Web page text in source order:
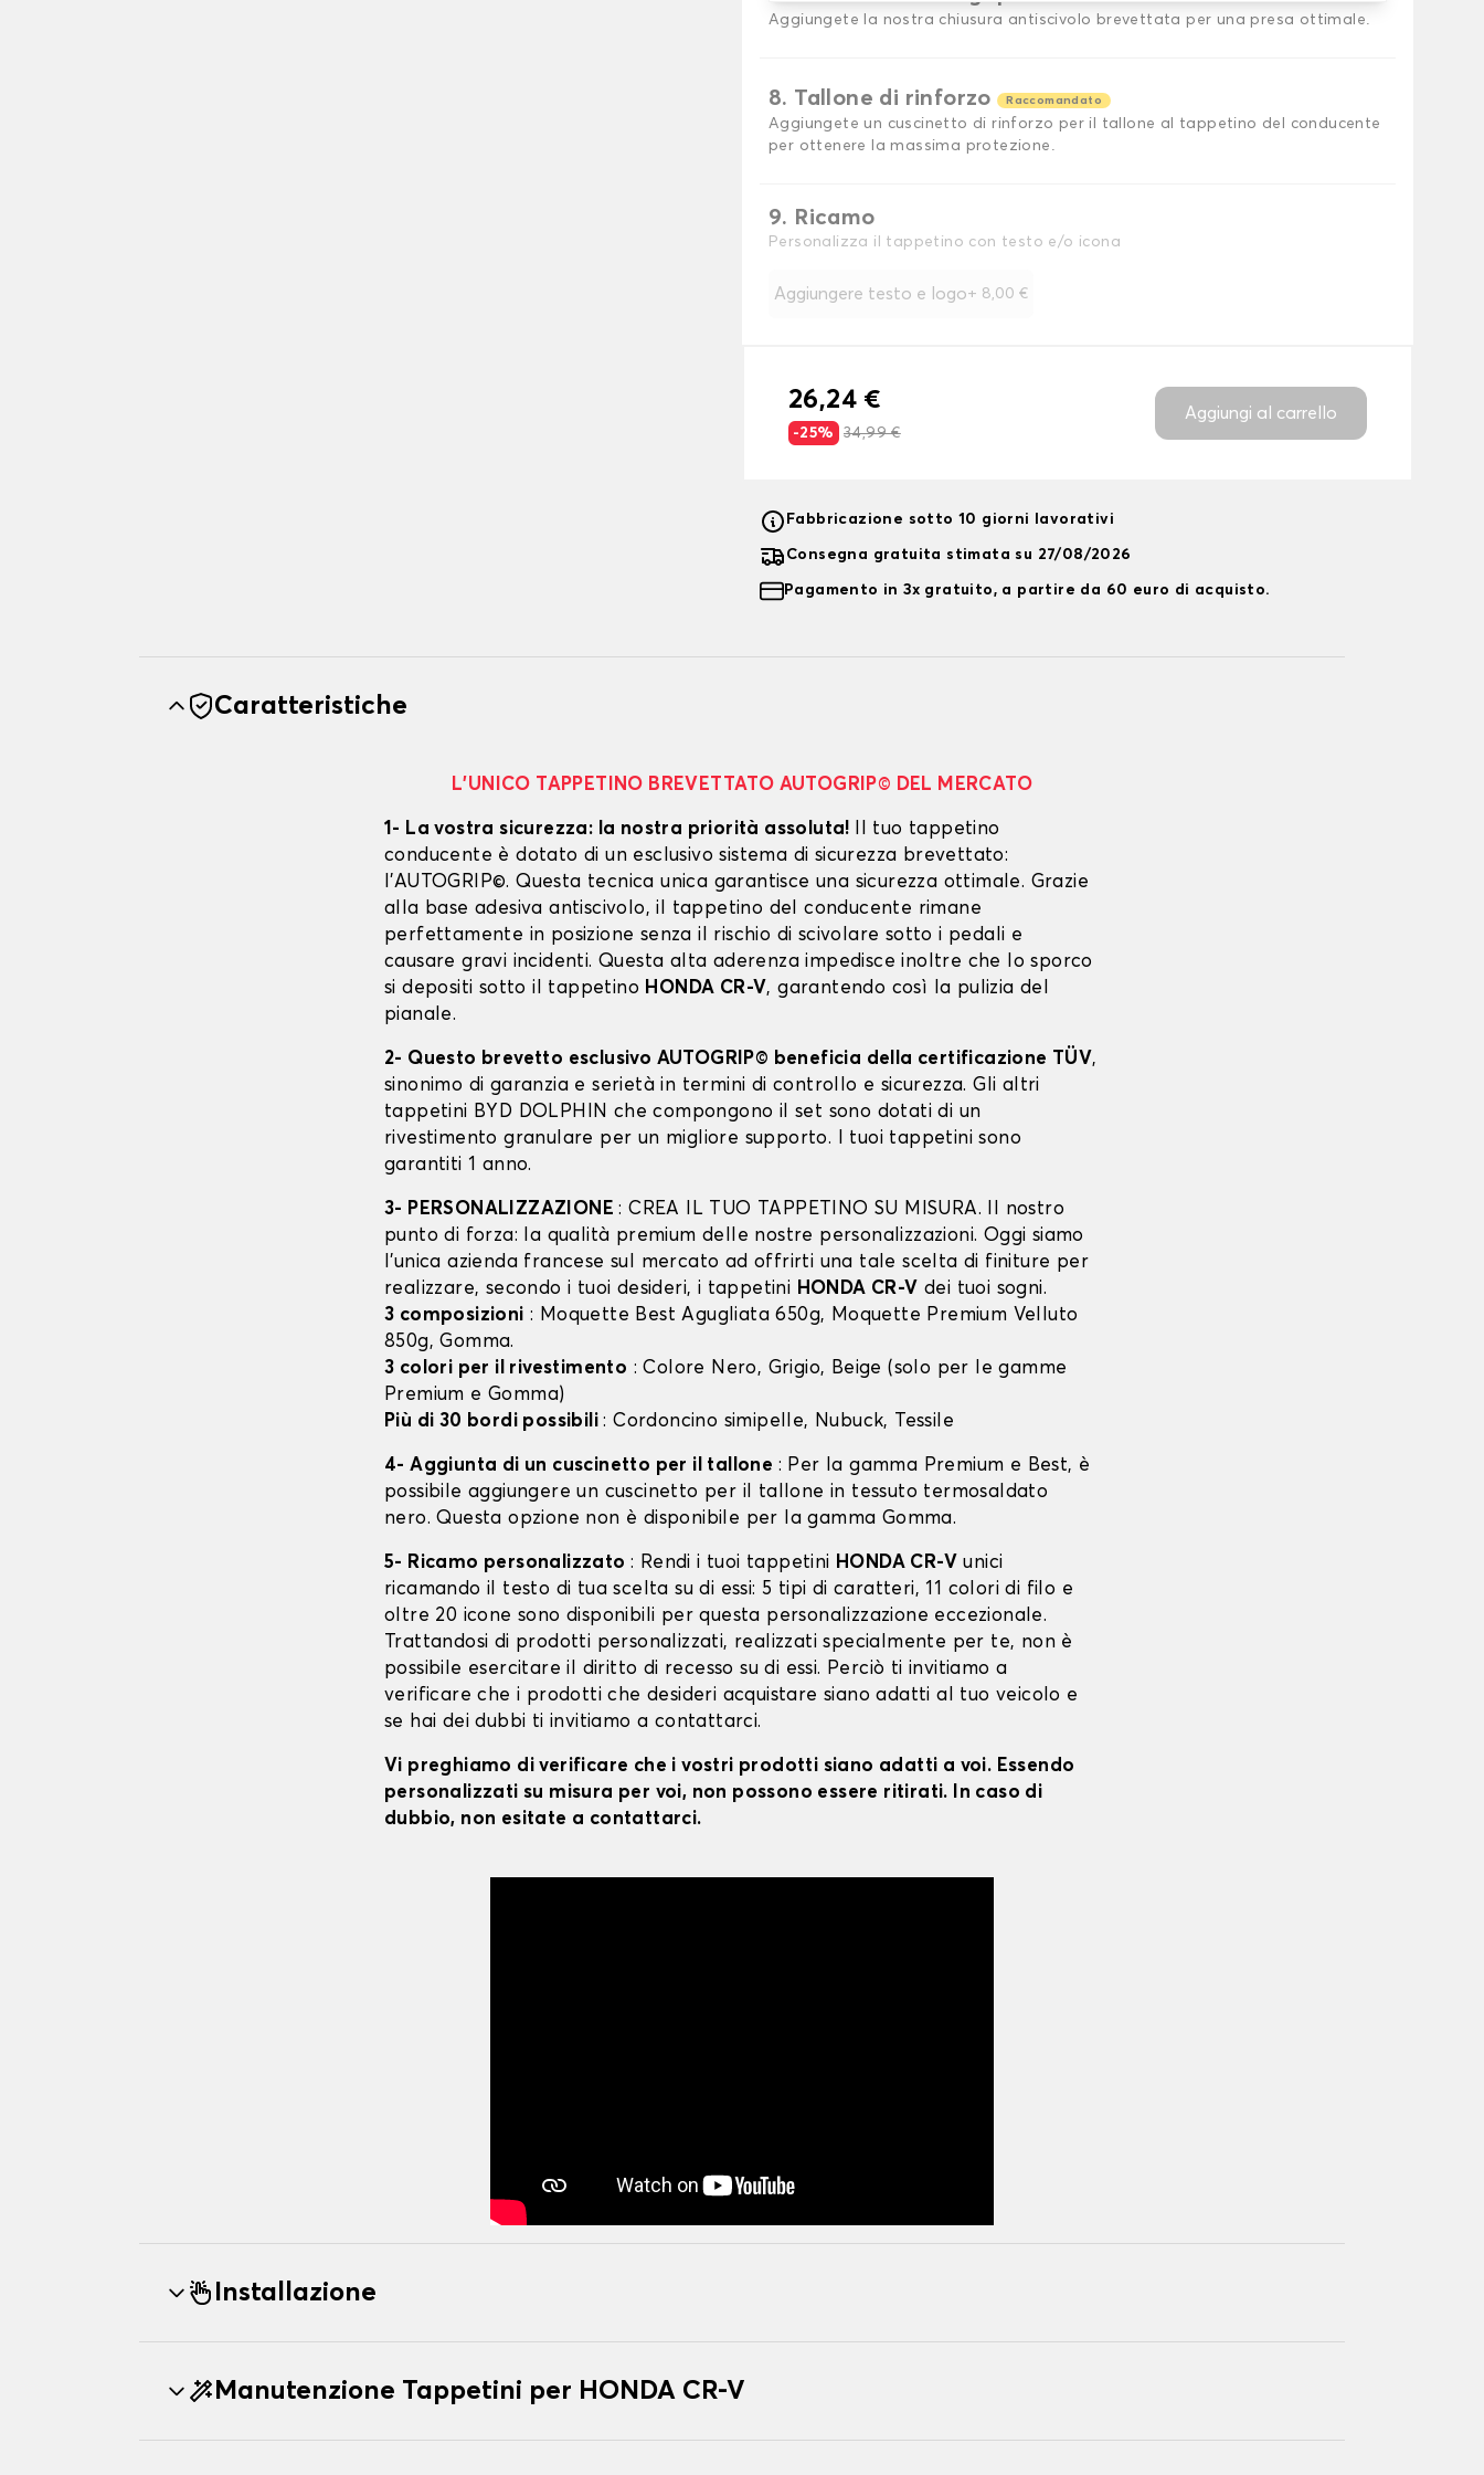
Aggiungete la nostra chiusura antiscivolo brevettata per una presa ottimale.
8. Tallone di rinforzo Raccomandato
Aggiungete un cuscinetto di rinforzo per il tallone al tappetino del conducente
per ottenere la massima protezione.
9. Ricamo
Personalizza il tappetino con testo e/o icona
Aggiungere testo e logo+ 8,00 €
26,24 €
-25% 34,99 €
Aggiungi al carrello
Fabbricazione sotto 10 giorni lavorativi
Consegna gratuita stimata su 27/08/2026
Pagamento in 3x gratuito, a partire da 60 euro di acquisto.
Caratteristiche
L’UNICO TAPPETINO BREVETTATO AUTOGRIP© DEL MERCATO
1- La vostra sicurezza: la nostra priorità assoluta! Il tuo tappetino
conducente è dotato di un esclusivo sistema di sicurezza brevettato:
l’AUTOGRIP©. Questa tecnica unica garantisce una sicurezza ottimale. Grazie
alla base adesiva antiscivolo, il tappetino del conducente rimane
perfettamente in posizione senza il rischio di scivolare sotto i pedali e
causare gravi incidenti. Questa alta aderenza impedisce inoltre che lo sporco
si depositi sotto il tappetino HONDA CR-V, garantendo così la pulizia del
pianale.
2- Questo brevetto esclusivo AUTOGRIP© beneficia della certificazione TÜV,
sinonimo di garanzia e serietà in termini di controllo e sicurezza. Gli altri
tappetini BYD DOLPHIN che compongono il set sono dotati di un
rivestimento granulare per un migliore supporto. I tuoi tappetini sono
garantiti 1 anno.
3- PERSONALIZZAZIONE: CREA IL TUO TAPPETINO SU MISURA. Il nostro
punto di forza: la qualità premium delle nostre personalizzazioni. Oggi siamo
l’unica azienda francese sul mercato ad offrirti una tale scelta di finiture per
realizzare, secondo i tuoi desideri, i tappetini HONDA CR-V dei tuoi sogni.
3 composizioni : Moquette Best Agugliata 650g, Moquette Premium Velluto
850g, Gomma.
3 colori per il rivestimento : Colore Nero, Grigio, Beige (solo per le gamme
Premium e Gomma)
Più di 30 bordi possibili: Cordoncino simipelle, Nubuck, Tessile
4- Aggiunta di un cuscinetto per il tallone : Per la gamma Premium e Best, è
possibile aggiungere un cuscinetto per il tallone in tessuto termosaldato
nero. Questa opzione non è disponibile per la gamma Gomma.
5- Ricamo personalizzato : Rendi i tuoi tappetini HONDA CR-V unici
ricamando il testo di tua scelta su di essi: 5 tipi di caratteri, 11 colori di filo e
oltre 20 icone sono disponibili per questa personalizzazione eccezionale.
Trattandosi di prodotti personalizzati, realizzati specialmente per te, non è
possibile esercitare il diritto di recesso su di essi. Perciò ti invitiamo a
verificare che i prodotti che desideri acquistare siano adatti al tuo veicolo e
se hai dei dubbi ti invitiamo a contattarci.
Vi preghiamo di verificare che i vostri prodotti siano adatti a voi. Essendo
personalizzati su misura per voi, non possono essere ritirati. In caso di
dubbio, non esitate a contattarci.
Installazione
Manutenzione Tappetini per HONDA CR-V